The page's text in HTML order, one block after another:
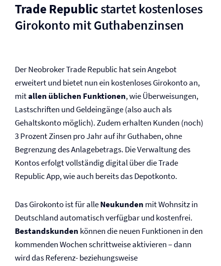
Trade Republicstartet kostenloses
Girokonto mit Guthabenzinsen
Der Neobroker Trade Republic hat sein Angebot
erweitert und bietet nun ein kostenloses Girokonto an,
mitallen üblichen Funktionen, wie Überweisungen,
Lastschriften und Geldeingänge (also auch als
Gehaltskonto möglich). Zudem erhalten Kunden (noch)
3 Prozent Zinsen pro Jahr auf ihr Guthaben, ohne
Begrenzung des Anlagebetrags. Die Verwaltung des
Kontos erfolgt vollständig digital über die Trade
Republic App, wie auch bereits das Depotkonto.
Das Girokonto ist für alleNeukunden mit Wohnsitz in
Deutschland automatisch verfügbar und kostenfrei.
Bestandskunden können die neuen Funktionen in den
kommenden Wochen schrittweise aktivieren – dann
wird das Referenz- beziehungsweise